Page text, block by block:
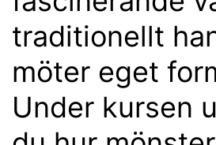
traditionellt
möter eget
Under kursen